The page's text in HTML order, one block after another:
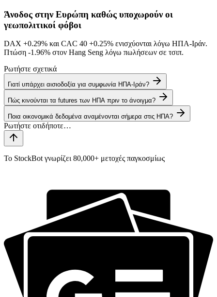
Άνοδος στην Ευρώπη καθώς υποχωρούν οι
γεωπολιτικοί φόβοι
DAX +0.29% και CAC 40 +0.25% ενισχύονται λόγω ΗΠΑ-Ιράν.
Πτώση -1.96% στον Hang Seng λόγω πωλήσεων σε τσιπ.
Ρωτήστε σχετικά
Γιατί υπάρχει αισιοδοξία για συμφωνία ΗΠΑ-Ιράν?
Πώς κινούνται τα futures των ΗΠΑ πριν το άνοιγμα?
Ποια οικονομικά δεδομένα αναμένονται σήμερα στις ΗΠΑ?
Το StockBot γνωρίζει 80,000+ μετοχές παγκοσμίως